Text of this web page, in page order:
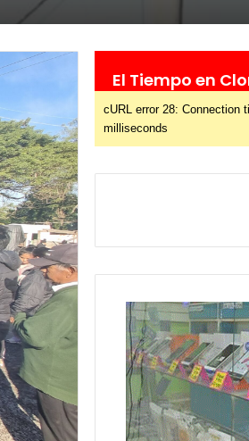
El Tiempo en
cURL error 28: Connection
milliseconds